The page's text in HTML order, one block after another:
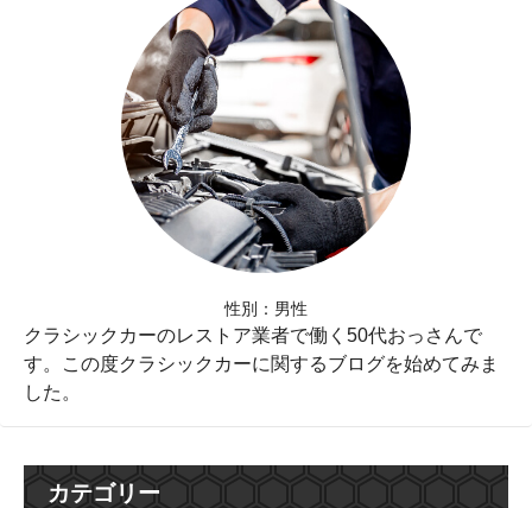
性別：男性
クラシックカーのレストア業者で働く50代おっさんで
す。この度クラシックカーに関するブログを始めてみま
した。
カテゴリー